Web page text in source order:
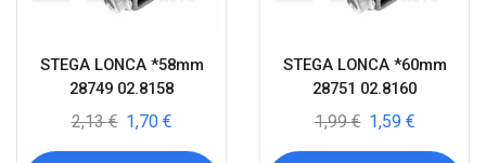
STEGA LONCA *58mm
28749 02.8158
2,13€ 1,70 €
STEGA LONCA *60mm
28751 02.8160
1,99€ 1,59 €